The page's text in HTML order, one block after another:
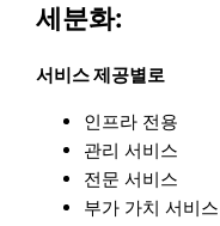
세분화:
서비스 제공별로
인프라 전용
관리 서비스
전문 서비스
부가 가치 서비스